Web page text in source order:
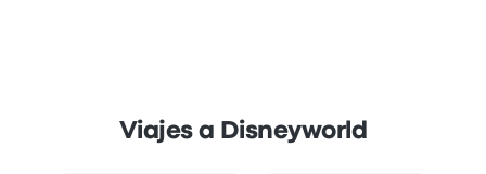
Viajes a Disneyworld